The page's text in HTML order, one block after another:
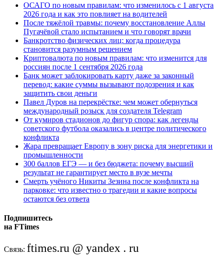
ОСАГО по новым правилам: что изменилось с 1 августа
2026 года и как это повлияет на водителей
После тяжёлой травмы: почему восстановление Аллы
Пугачёвой стало испытанием и что говорят врачи
Банкротство физических лиц: когда процедура
становится разумным решением
Криптовалюта по новым правилам: что изменится для
россиян после 1 сентября 2026 года
Банк может заблокировать карту даже за законный
перевод: какие суммы вызывают подозрения и как
защитить свои деньги
Павел Дуров на перекрёстке: чем может обернуться
международный розыск для создателя Telegram
От кумиров стадионов до фигур спора: как легенды
советского футбола оказались в центре политического
конфликта
Жара превращает Европу в зону риска для энергетики и
промышленности
300 баллов ЕГЭ — и без бюджета: почему высший
результат не гарантирует место в вузе мечты
Смерть учёного Никиты Зезина после конфликта на
парковке: что известно о трагедии и какие вопросы
остаются без ответа
Подпишитесь
на FTimes
Связь: ftimes.ru @ yandex . ru